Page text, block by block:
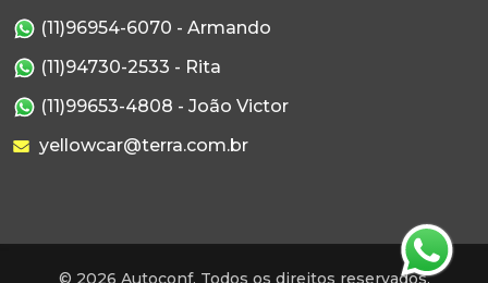
(11)96954-6070 - Armando
(11)94730-2533 - Rita
(11)99653-4808 - João Victor
yellowcar@terra.com.br
© 2026 Autoconf. Todos os direitos reservados.